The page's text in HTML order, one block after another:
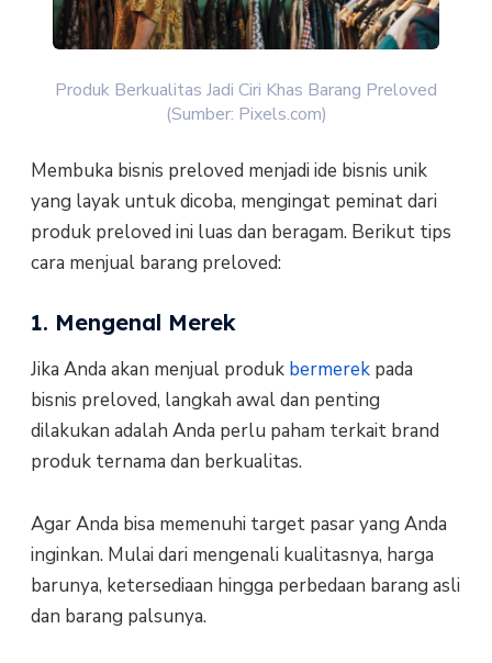
Produk Berkualitas Jadi Ciri Khas Barang Preloved
(Sumber: Pixels.com)
Membuka bisnis preloved menjadi ide bisnis unik
yang layak untuk dicoba, mengingat peminat dari
produk preloved ini luas dan beragam. Berikut tips
cara menjual barang preloved:
1. Mengenal Merek
Jika Anda akan menjual produk bermerekpada
bisnis preloved, langkah awal dan penting
dilakukan adalah Anda perlu paham terkait brand
produk ternama dan berkualitas.
Agar Anda bisa memenuhi target pasar yang Anda
inginkan. Mulai dari mengenali kualitasnya, harga
barunya, ketersediaan hingga perbedaan barang asli
dan barang palsunya.